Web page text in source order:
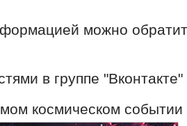
можно
в группе "Вконтакте"
космическом